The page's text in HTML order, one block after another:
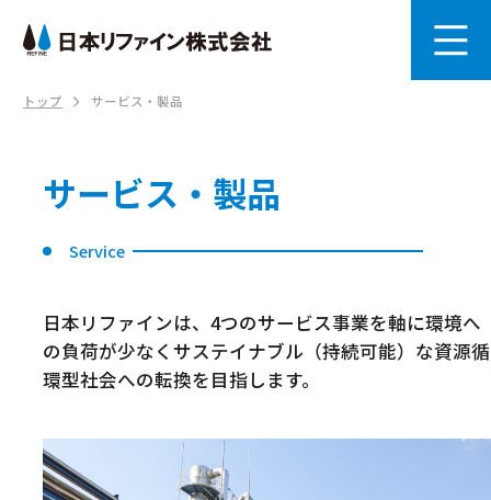
トップ サービス・製品
サービス・製品
Service
日本リファインは、4つのサービス事業を軸に環境へ
の負荷が少なくサステイナブル（持続可能）な資源循
環型社会への転換を目指します。